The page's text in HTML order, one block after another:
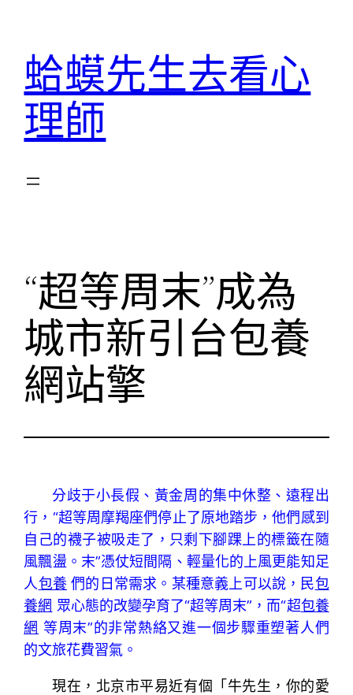
蛤蟆先生去看心
理師
“超等周末”成為
城市新引台包養
網站擎
分歧于小長假、黃金周的集中休整、遠程出
行，“超等周摩羯座們停止了原地踏步，他們感到
自己的襪子被吸走了，只剩下腳踝上的標籤在隨
風飄盪。末”憑仗短間隔、輕量化的上風更能知足
人包養 們的日常需求。某種意義上可以說，民包
養網 眾心態的改變孕育了“超等周末”，而“超包養
網 等周末”的非常熱絡又進一個步驟重塑著人們
的文旅花費習氣。
現在，北京市平易近有個「牛先生，你的愛